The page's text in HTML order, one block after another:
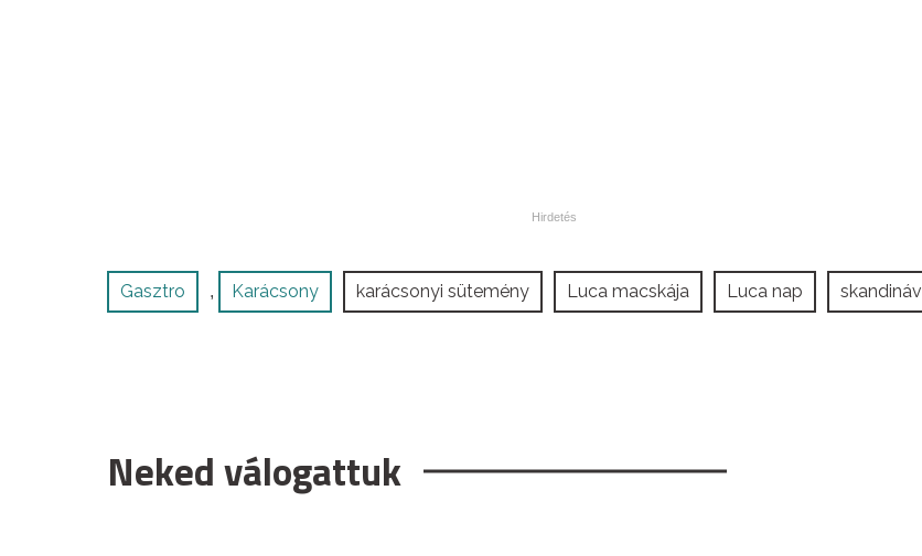
Gasztro , Karácsony karácsonyi sütemény Luca macskája Luca nap skandináv
Neked válogattuk